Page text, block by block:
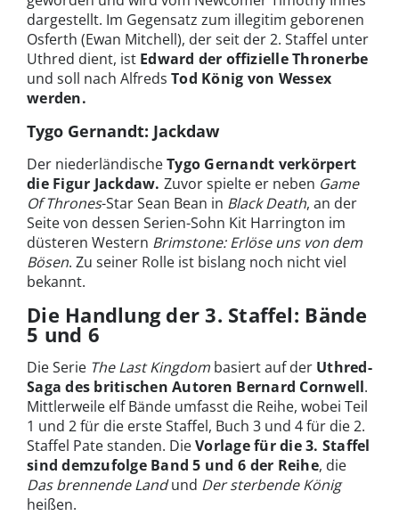
dargestellt. Im Gegensatz zum illegitim geborenen
Osferth (Ewan Mitchell), der seit der 2. Staffel unter
Uthred dient, ist Edward der offizielle Thronerbe
und soll nach Alfreds Tod König von Wessex
werden.
Tygo Gernandt: Jackdaw
Der niederländischeTygo Gernandt verkörpert
die Figur Jackdaw. Zuvor spielte er neben Game
Of Thrones-Star Sean Bean in Black Death, an der
Seite von dessen Serien-Sohn Kit Harrington im
düsteren Western Brimstone: Erlöse uns von dem
Bösen. Zu seiner Rolle ist bislang noch nicht viel
bekannt.
Die Handlung der 3. Staffel: Bände
5 und 6
Die Serie The Last Kingdom basiert auf der Uthred-
Saga des britischen Autoren Bernard Cornwell.
Mittlerweile elf Bände umfasst die Reihe, wobei Teil
1 und 2 für die erste Staffel, Buch 3 und 4 für die 2.
Staffel Pate standen. DieVorlage für die 3. Staffel
sind demzufolge Band 5 und 6 der Reihe, die
Das brennende Landund Der sterbende König
heißen.